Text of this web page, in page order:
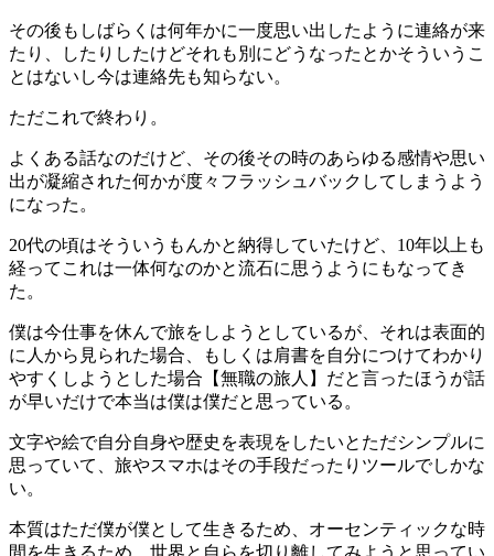
その後もしばらくは何年かに一度思い出したように連絡が来
たり、したりしたけどそれも別にどうなったとかそういうこ
とはないし今は連絡先も知らない。
ただこれで終わり。
よくある話なのだけど、その後その時のあらゆる感情や思い
出が凝縮された何かが度々フラッシュバックしてしまうよう
になった。
20代の頃はそういうもんかと納得していたけど、10年以上も
経ってこれは一体何なのかと流石に思うようにもなってき
た。
僕は今仕事を休んで旅をしようとしているが、それは表面的
に人から見られた場合、もしくは肩書を自分につけてわかり
やすくしようとした場合【無職の旅人】だと言ったほうが話
が早いだけで本当は僕は僕だと思っている。
文字や絵で自分自身や歴史を表現をしたいとただシンプルに
思っていて、旅やスマホはその手段だったりツールでしかな
い。
本質はただ僕が僕として生きるため、オーセンティックな時
間を生きるため、世界と自らを切り離してみようと思ってい